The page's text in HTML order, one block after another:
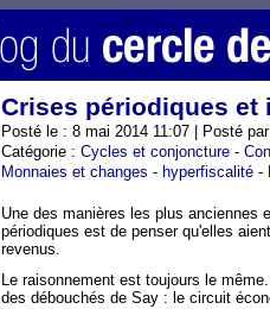
Crises périodiques et
Posté le : 8 mai 2014 11:07 | Posté
Catégorie : Cycles et conjoncture -
Monnaies et changes - hyperfiscalité -
Une des manières les plus anciennes
périodiques est de penser qu'elles
revenus.
Le raisonnement est toujours le
des débouchés de Say : le circuit